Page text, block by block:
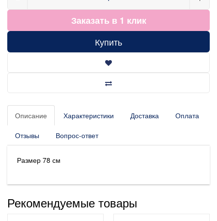
Заказать в 1 клик
Купить
Описание Характеристики Доставка Оплата
Отзывы Вопрос-ответ
Размер 78 см
Рекомендуемые товары